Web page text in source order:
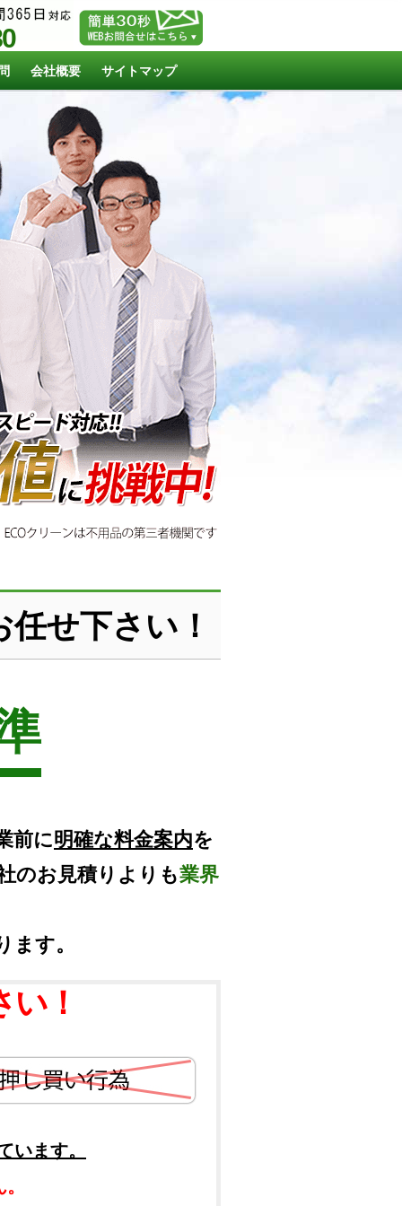
会社概要 サイトマップ
せ下さい！
前に明確な料金案内を
のお見積りよりも業界
ます。
！
います。